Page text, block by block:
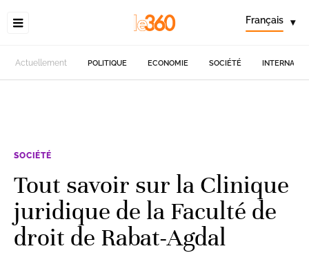
Français ▾
Actuellement POLITIQUE ECONOMIE SOCIÉTÉ
SOCIÉTÉ
Tout savoir sur la Clinique
juridique de la Faculté de
droit de Rabat-Agdal